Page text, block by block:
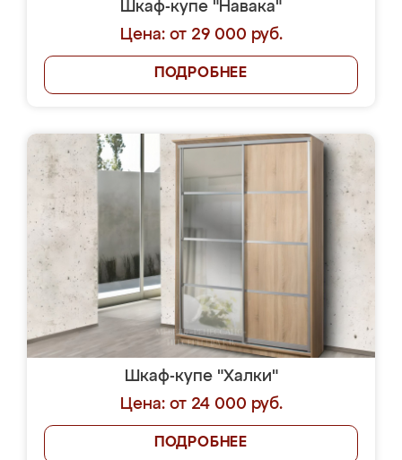
Шкаф-купе "Навака"
Цена: от 29 000 руб.
ПОДРОБНЕЕ
Шкаф-купе "Халки"
Цена: от 24 000 руб.
ПОДРОБНЕЕ